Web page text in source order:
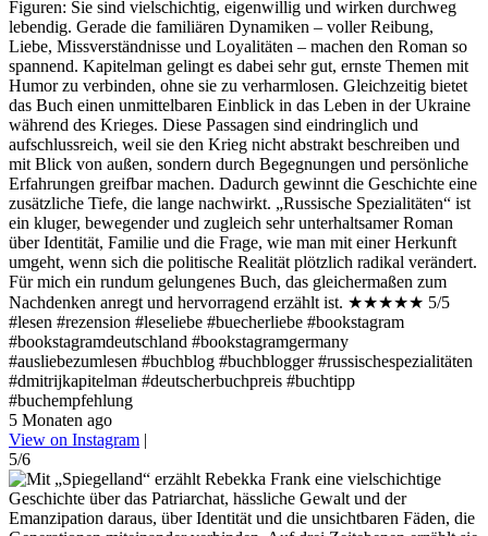
Figuren: Sie sind vielschichtig, eigenwillig und wirken durchweg
lebendig. Gerade die familiären Dynamiken – voller Reibung,
Liebe, Missverständnisse und Loyalitäten – machen den Roman so
spannend. Kapitelman gelingt es dabei sehr gut, ernste Themen mit
Humor zu verbinden, ohne sie zu verharmlosen. Gleichzeitig bietet
das Buch einen unmittelbaren Einblick in das Leben in der Ukraine
während des Krieges. Diese Passagen sind eindringlich und
aufschlussreich, weil sie den Krieg nicht abstrakt beschreiben und
mit Blick von außen, sondern durch Begegnungen und persönliche
Erfahrungen greifbar machen. Dadurch gewinnt die Geschichte eine
zusätzliche Tiefe, die lange nachwirkt. „Russische Spezialitäten“ ist
ein kluger, bewegender und zugleich sehr unterhaltsamer Roman
über Identität, Familie und die Frage, wie man mit einer Herkunft
umgeht, wenn sich die politische Realität plötzlich radikal verändert.
Für mich ein rundum gelungenes Buch, das gleichermaßen zum
Nachdenken anregt und hervorragend erzählt ist. ★★★★★ 5/5
#lesen #rezension #leseliebe #buecherliebe #bookstagram
#bookstagramdeutschland #bookstagramgermany
#ausliebezumlesen #buchblog #buchblogger #russischespezialitäten
#dmitrijkapitelman #deutscherbuchpreis #buchtipp
#buchempfehlung
5 Monaten ago
View on Instagram |
5/6